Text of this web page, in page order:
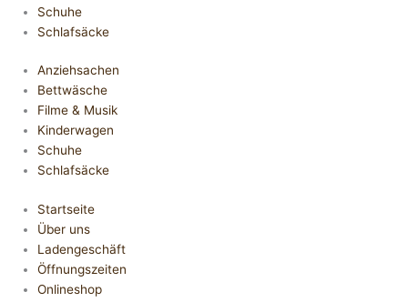
Schuhe
Schlafsäcke
Anziehsachen
Bettwäsche
Filme & Musik
Kinderwagen
Schuhe
Schlafsäcke
Startseite
Über uns
Ladengeschäft
Öffnungszeiten
Onlineshop